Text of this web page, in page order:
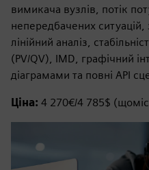
вимикача вузлів, потік
непередбачених
лінійний аналіз,
(PV/QV), IMD, графічний
діаграмами та повні API
Ціна: 4 270€/4 785$